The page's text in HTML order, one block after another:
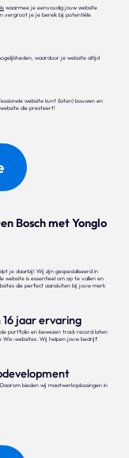
waarmee je eenvoudig jouw website
vergroot je je bereik bij potentiële
waardoor je website altijd
website kunt (laten) bouwen en
die presteert!
Bosch met Yonglo
je daarbij! Wij zijn gespecialiseerd in
website is essentieel om op te vallen en
die perfect aansluiten bij jouw merk
jaar ervaring
portfolio en bewezen track record laten
Wix-websites. Wij helpen jouw bedrijf
bieden wij maatwerkoplossingen in